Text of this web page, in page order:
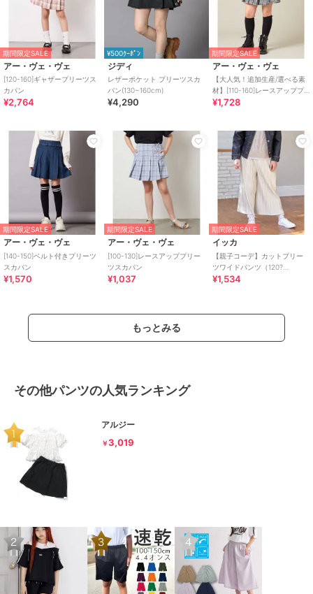
期間限定SALE
アー・ヴェ・ヴェ
[120-160]ギャザープリーツス
カパン
¥2,764
¥500ｸｰﾎﾟﾝ
ジディ
レザーポケット プリーツスカ
パン(130~160cm)
¥4,290
期間限定SALE
アー・ヴェ・ヴェ
【大人気！追加生産/選べる素
材】[110-160]レースアッププ
リーツスカパン
¥1,728
期間限定SALE
アー・ヴェ・ヴェ
[140-150]ベルト付きプリーツ
スカパン
¥1,570
期間限定SALE
アー・ヴェ・ヴェ
[100-130]レースアッププリー
ツスカパン
¥1,037
期間限定SALE
イッカ
【親子コーデ】カットプリー
ツワイドパンツ（120?
160cm）
¥1,534
もっとみる
その他パンツの人気ランキング
アルジー
￥3,019